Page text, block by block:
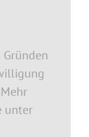
unter